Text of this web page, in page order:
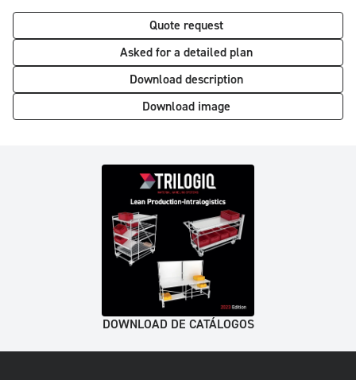
Quote request
Asked for a detailed plan
Download description
Download image
DOWNLOAD DE CATÁLOGOS